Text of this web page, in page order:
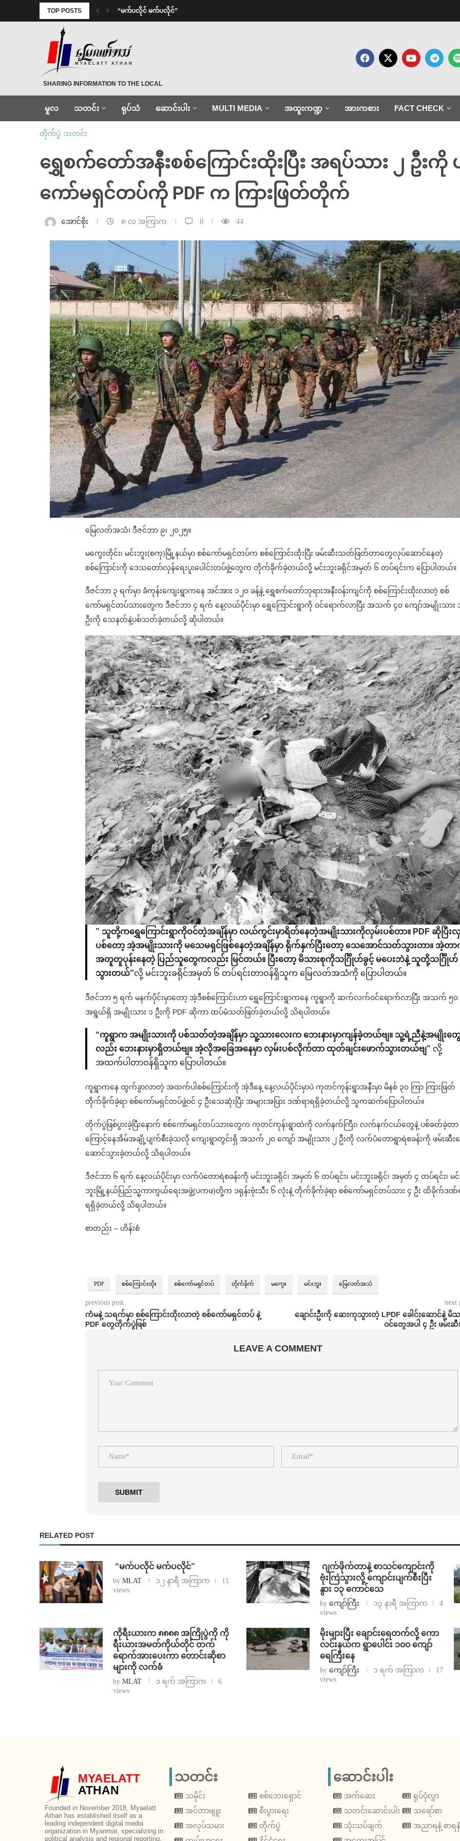
TOP POSTS ⁨ ⁨“မက်ပလိုင် မက်ပလိုင်”
MYAELATT ATHAN
SHARING INFORMATION TO THE LOCAL
မူလ သတင်း ရုပ်သံ ဆောင်းပါး MULTI MEDIA အထူးကဏ္ဍ အားကစား FACT CHECK
တိုက်ပွဲ, သတင်း
ရွှေစက်တော်အနီးစစ်ကြောင်းထိုးပြီး အရပ်သား ၂ ဦ
ကော်မရှင်တပ်ကို PDF က ကြားဖြတ်တိုက်
အောင်စိုး ၈ လ အကြာက 0 44
မြေလတ်အသံ၊ ဒီဇင်ဘာ ၉၊ ၂၀၂၅။
မကွေးတိုင်း၊ မင်းဘူး(စကု)မြို့နယ်မှာ စစ်ကော်မရှင်တပ်က စစ်ကြောင်းထိုးပြီး ဖမ်းဆီးသတ်ဖြတ်တာတွေလုပ်ဆောင်နေတဲ့
စစ်ကြောင်းကို ဒေသတော်လှန်ရေးပူးပေါင်းတပ်ဖွဲ့တွေက တိုက်ခိုက်ခဲ့တယ်လို့ မင်းဘူးခရိုင်အမှတ် ၆ တပ်ရင်းက ပြောပါတယ်။
ဒီဇင်ဘာ ၃ ရက်မှာ ခံကုန်းကျေးရွာကနေ အင်အား ၁၂၀ ခန့်နဲ့ ရွှေစက်တော်ဘုရားအနီးဝန်းကျင်ကို စစ်ကြောင်းထိုးလာတဲ့ စစ်
ကော်မရှင်တပ်သားတွေက ဒီဇင်ဘာ ၄ ရက် နေ့လယ်ပိုင်းမှာ ရွှေကြောင်းရွာကို ဝင်ရောက်လာပြီး အသက် ၄၀ ကျော်အမျိုးသား
ဦးကို သေနတ်နဲ့ပစ်သတ်ခဲ့တယ်လို့ ဆိုပါတယ်။
” သူတို့ကရွှေကြောင်းရွာကိုဝင်တဲ့အချိန်မှာ လယ်ကွင်းမှာရိတ်နေတဲ့အမျိုးသားကိုလှမ်းပစ်တာ။ PDF ဆိုပြီးလှ
ပစ်တော့ အဲ့အမျိုးသားကို မသေမရှင်ဖြစ်နေတဲ့အချိန်မှာ ရိုက်နှက်ပြီးတော့ သေအောင်သတ်သွားတာ။ အဲ့တ
အတူတူပုန်းနေတဲ့ ပြည်သူတွေကလည်း မြင်တယ်။ ပြီးတော့ မိသားစုကိုသင်္ဂြိုဟ်ခွင့် မပေးဘဲနဲ့ သူတို့သင်္ဂြိုဟ်
သွားတယ်”လို့ မင်းဘူးခရိုင်အမှတ် ၆ တပ်ရင်းတာဝန်ရှိသူက မြေလတ်အသံကို ပြောပါတယ်။
ဒီဇင်ဘာ ၅ ရက် မနက်ပိုင်းမှာတော့ အဲ့ဒီစစ်ကြောင်းဟာ ရွှေကြောင်းရွာကနေ ကူရွာကို ဆက်လက်ဝင်ရောက်လာပြီး အသက် ၅၀
အရွယ်ရှိ အမျိုးသား ၁ ဦးကို PDF ဆိုကာ ထပ်မံသတ်ဖြတ်ခဲ့တယ်လို့ သိရပါတယ်။
“ကူရွာက အမျိုးသားကို ပစ်သတ်တဲ့အချိန်မှာ သူ့သားလေးက ဘေးနားမှာကျန်ခဲ့တယ်ဗျ။ သူ့ရဲ့ညီနဲ့အမျိုးတွ
လည်း ဘေးနားမှာရှိတယ်ဗျ။ အဲ့လိုအခြေအနေမှာ လှမ်းပစ်လိုက်တာ ထုတ်ချင်းဖောက်သွားတယ်ဗျ” လို့
အထက်ပါတာဝန်ရှိသူက ပြောပါတယ်။
ကူရွာကနေ ထွက်ခွာလာတဲ့ အထက်ပါစစ်ကြောင်းကို အဲ့ဒီနေ့ နေ့လယ်ပိုင်းမှာပဲ ကုတင်ကုန်းရွာအနီးမှာ ​မိနစ် ၃၀ ကြာ ကြားဖြတ်
တိုက်ခိုက်ခဲ့ရာ စစ်ကော်မရှင်တပ်ဖွဲ့ဝင် ၄ ဦးသေဆုံးပြီး အများအပြား ဒဏ်ရာရရှိခဲ့တယ်လို့ သူကဆက်ပြောပါတယ်။
တိုက်ပွဲဖြစ်ပွားခဲ့ပြီးနောက် စစ်ကော်မရှင်တပ်သားတွေက ကုတင်ကုန်းရွာထဲကို လက်နက်ကြီး၊ လက်နက်ငယ်တွေနဲ့ ပစ်ခတ်ခဲ့တာ
ကြောင့်နေအိမ်အချို့ပျက်စီးခဲ့သလို ကျေးရွာတွင်းရှိ အသက် ၂၀ ကျော် အမျိုးသား ၂ ဦးကို လက်ပံတောရွာရဲစခန်းကို ဖမ်းဆီးခ
ဆောင်သွားခဲ့တယ်လို့ သိရပါတယ်။
ဒီဇင်ဘာ ၆ ရက် နေ့လယ်ပိုင်းမှာ လက်ပံတောရဲစခန်းကို မင်းဘူးခရိုင်၊ အမှတ် ၆ တပ်ရင်း၊ မင်းဘူးခရိုင်၊ အမှတ် ၄ တပ်ရင်း၊ မင်
ဘူးမြို့နယ်ပြည်သူ့ကာကွယ်ရေးအဖွဲ့(ပကဖ)တို့က ဒရုန်းဗုံးသီး ၆ လုံးနဲ့ တိုက်ခိုက်ခဲ့ရာ စစ်ကော်မရှင်တပ်သား ၄ ဦး ထိခိုက်ဒဏ်
ရရှိခဲ့တယ်လို့ သိရပါတယ်။
စာတည်း – ဟိန်းစံ
PDF စစ်ကြောင်းထိုး စစ်ကော်မရှင်တပ် တိုက်ခိုက် မကွေး မင်းဘူး မြေလတ်အသံ
previous post
ကံမနဲ့ သရက်မှာ စစ်ကြောင်းထိုးလာတဲ့ စစ်ကော်မရှင်တပ် နဲ့
PDF တွေတိုက်ပွဲဖြစ်
next
ချောင်းဦးကို ဆေးကုသွားတဲ့ LPDF ခေါင်းဆောင်နဲ့ မိသ
ဝင်တွေအပါ ၄ ဦး ဖမ်းဆီ
LEAVE A COMMENT
RELATED POST
⁨ ⁨“မက်ပလိုင် မက်ပလိုင်”
by MLAT ၁၂ နာရီ အကြာက
11
views
⁨⁩ ⁨ဂျက်ဖိုက်တာနဲ့ စာသင်ကျောင်းကို
ဗုံးကြဲသွားလို့ ကျောင်းပျက်စီးပြီး
နွား ၁၃ ကောင်သေ
by ကျော်ကြီး ၁၃ နာရီ အကြာက
4
views
ကိုရီးယားက ၈၈၈၈ အကြိုပွဲကို ကို
ရီးယားအမတ်ကိုယ်တိုင် တက်
ရောက်အားပေးကာ တောင်းဆိုစာ
များကို လက်ခံ
by MLAT ၁ ရက် အကြာက
6
views
⁨မိုးများပြီး ချောင်းရေတက်လို့ ကော
လင်းနယ်က ရွာပေါင်း ၁၀၀ ကျော်
ရေကြီးနေ
by ကျော်ကြီး ၁ ရက် အကြာက
17
views
MYAELATT
ATHAN
Founded in November 2018, Myaelatt
Athan has established itself as a
leading independent digital media
organization in Myanmar, specializing in
political analysis and regional reporting.
သတင်း
သမိုင်း
အင်တာဗျူး
အလုပ်သမား
စစ်ဘေးရှောင်
စီးပွားရေး
တိုက်ပွဲ
ဆောင်းပါး
အက်ဆေး
သတင်းဆောင်းပါး
သုံးသပ်ချက်
ရုပ်ပုံလွှာ
သရော်စာ
အညာရနံ့ စာရနံ့